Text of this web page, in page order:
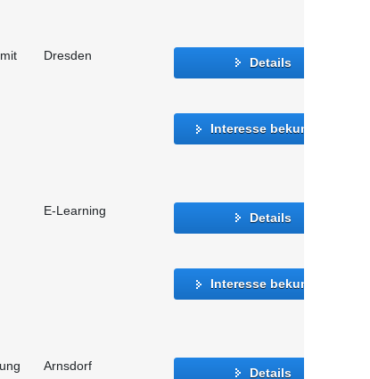
Dresden Details
Interesse bekunden
E-Learning Details
Interesse bekunden
Arnsdorf Details